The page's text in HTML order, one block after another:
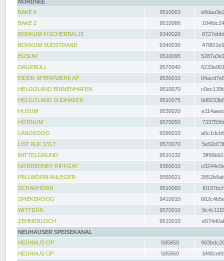
NORDSEE
BAKE A
9510063
BAKE Z
9510066
BORKUM FISCHERBALJE
9340020
BORKUM SÜDSTRAND
9340030
BÜSUM
9510095
DAGEBÜLL
9570040
EIDER-SPERRWERK AP
9530010
HELGOLAND BINNENHAFEN
9510070
HELGOLAND SÜDHAFEN
9510075
HUSUM
9530020
HÖRNUM
9570050
LANGEOOG
9390010
LIST AUF SYLT
9570070
MITTELGRUND
9510132
NORDERNEY RIFFGAT
9360010
PELLWORM ANLEGER
9550021
SCHARHÖRN
9510060
SPIEKEROOG
9410010
WITTDÜN
9570010
ZEHNERLOCH
9510010
NEUHAUSER SPEISEKANAL
NEUHAUS OP
585850
NEUHAUS UP
585860